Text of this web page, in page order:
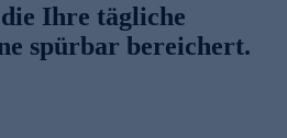
Ihre tägliche
spürbar bereichert.